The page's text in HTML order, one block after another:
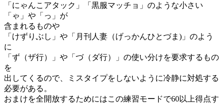
「にゃんこアタック」「黒服マッチョ」のような小さい
「ゃ」や「っ」が
含まれるものや
「けずりぶし」や「月刊人妻（げっかんひとづま)」のよう
に
「ず（ザ行）」や「づ（ダ行）」の使い分けを要求するもの
を
出してくるので、ミスタイプをしないように冷静に対処する
必要がある。
おまけを全開放するためにはこの練習モードで60以上得点す